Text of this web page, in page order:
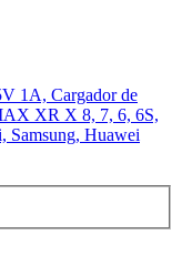
1A, Cargador de
XR X 8, 7, 6, 6S,
Samsung, Huawei